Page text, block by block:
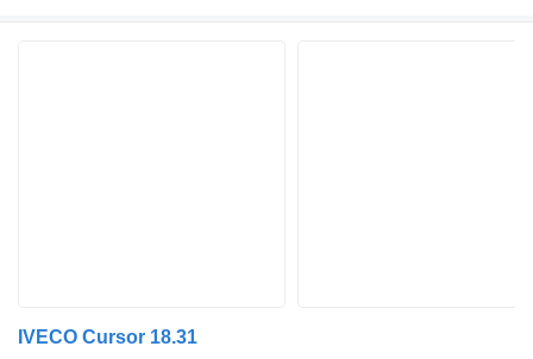
IVECO Cursor 18.31